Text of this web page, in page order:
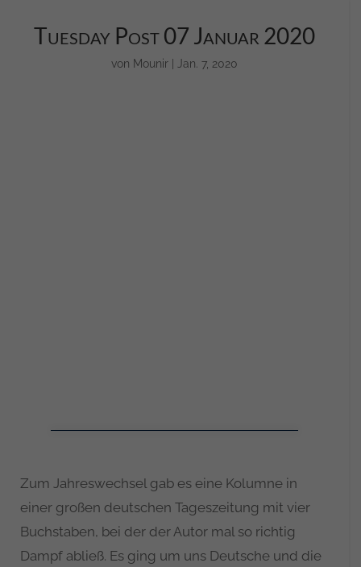
Tuesday Post 07 Januar 2020
von Mounir Jan. 7, 2020
Zum Jahreswechsel gab es eine Kolumne in
einer großen deutschen Tageszeitung mit vier
Buchstaben, bei der der Autor mal so richtig
Dampf abließ. Es ging um uns Deutsche und die